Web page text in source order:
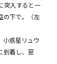
突入すると一
の下で。（左
小惑星リュウ
到着し、翌